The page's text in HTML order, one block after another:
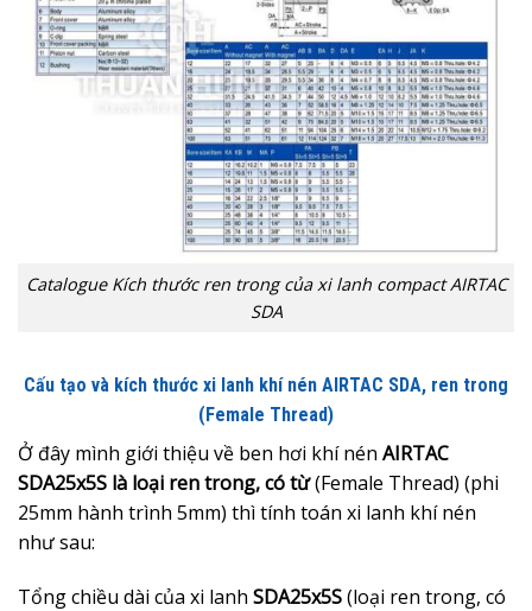
Catalogue Kích thước ren trong của xi lanh compact AIRTAC
SDA
Cấu tạo và kích thước xi lanh khí nén AIRTAC SDA, ren trong
(Female Thread)
Ở đây mình giới thiệu về ben hơi khí nén AIRTAC
SDA25x5S là loại ren trong, có từ(Female Thread) (phi
25mm hành trình 5mm) thì tính toán xi lanh khí nén
như sau:
Tổng chiều dài của xi lanh SDA25x5S(loại ren trong, có